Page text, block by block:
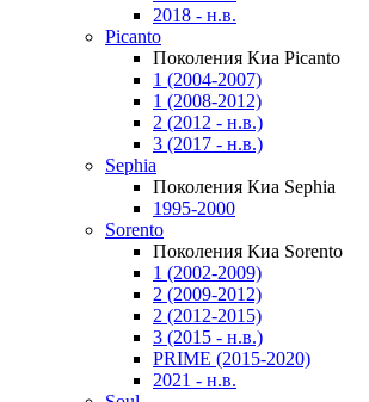
2018 - н.в.
Picanto
Поколения Киа Picanto
1 (2004-2007)
1 (2008-2012)
2 (2012 - н.в.)
3 (2017 - н.в.)
Sephia
Поколения Киа Sephia
1995-2000
Sorento
Поколения Киа Sorento
1 (2002-2009)
2 (2009-2012)
2 (2012-2015)
3 (2015 - н.в.)
PRIME (2015-2020)
2021 - н.в.